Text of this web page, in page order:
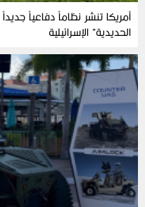
أمريكا تنشر نظاماً دفاعياً
الحديدية” الإسرائيلية